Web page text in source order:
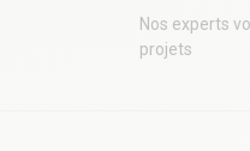
Nos experts
projets